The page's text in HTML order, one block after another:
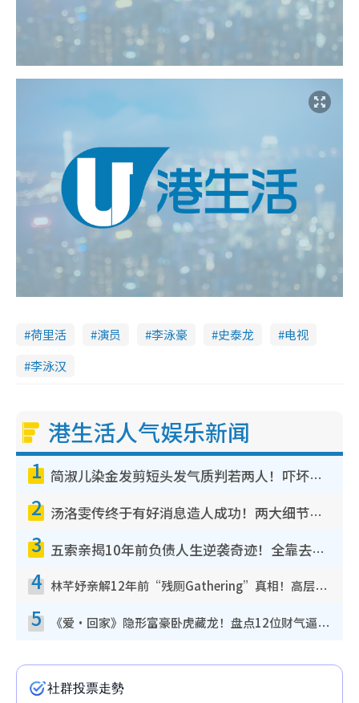
荷里活 演员 李泳豪 史泰龙
电视
李泳汉
港生活人气娱乐新闻
1 简淑儿染金发剪短头发气质判若两人！吓坏老公麦大力都认不出：“你做什么？”
2 汤洛雯传终于有好消息造人成功！两大细节曝孕味极浓引猜测：大肚婆先会咁！
3 五索亲揭10年前负债人生逆袭奇迹！全靠去一地方转运后即遇上马先生
4 林芊妤亲解12年前“残厕Gathering”真相！高层解约一句话重创尊严，至今拒返TVB
5 《爱·回家》隐形富豪卧虎藏龙！盘点12位财气逼人的有钱艺人：这位美女3亿身家不愁做